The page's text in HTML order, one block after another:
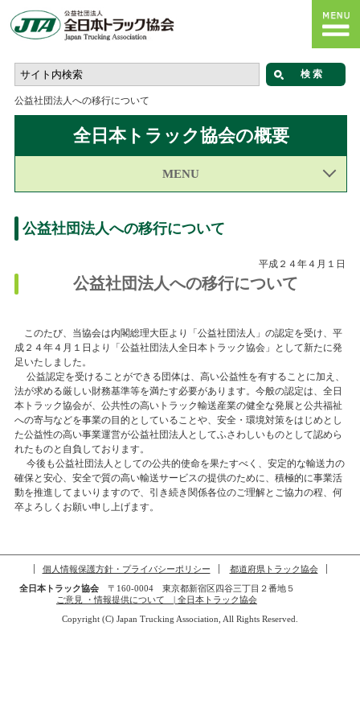
公益社団法人への移行について
全日本トラック協会の概要
MENU
公益社団法人への移行について
平成２４年４月１日
公益社団法人への移行について
このたび、当協会は内閣総理大臣より「公益社団法人」の認定を受け、平
成２４年４月１日より「公益社団法人全日本トラック協会」として新たに発
足いたしました。
公益認定を受けることができる団体は、高い公益性を有することに加え、
法が求める厳しい財務基準等を満たす必要があります。今般の認定は、全日
本トラック協会が、公共性の高いトラック輸送産業の健全な発展と公共福祉
への寄与などを事業の目的としていることや、安全・環境対策をはじめとし
た公益性の高い事業運営が公益社団法人としてふさわしいものとして認めら
れたものと自負しております。
今後も公益社団法人としての公共的使命を果たすべく、安定的な輸送力の
確保と安心、安全で質の高い輸送サービスの提供のために、積極的に事業活
動を推進してまいりますので、引き続き関係各位のご理解とご協力の程、何
卒よろしくお願い申し上げます。
個人情報保護方針・プライバシーポリシー
都道府県トラック協会
全日本トラック協会〒160-0004 東京都新宿区四谷三丁目２番地５
ご意見 ・情報提供について | 全日本トラック協会
Copyright (C) Japan Trucking Association, All Rights Reserved.